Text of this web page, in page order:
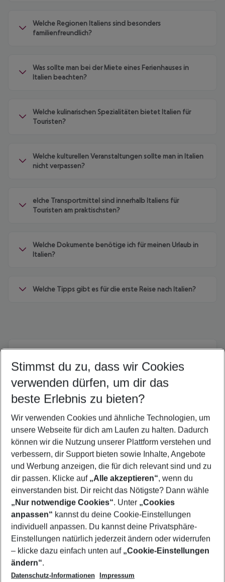
Welche Regionen Italiens sind besonders
familienfreundlich?
Was sollte man bei der Miete eines Ferienhauses in
Italien beachten?
Welche kulinarischen Spezialitäten bietet Italien für
Touristen?
Welche kulturellen Veranstaltungen sollte man in Italien
nicht verpassen?
elche Transportmittel sind innerhalb Italiens für
Touristen am praktischsten?
Welche Dokumente benötige ich für meinen Urlaub in
Italien?
Welche Tipps gibt es für die erste Reise nach Italien?
Quicklinks
Familienurlaub Italien
Flug & Hotel Italien
Last Minute Italien
Städtereisen Italien
Frübucher Angebote Italien für 2026
Städtereisen Italien
Footer
Footer navigation
Über uns
AGB
Bestpreisgarantie
Cookie-Einstellungen ändern
Agenturbetreuung
Stimmst du zu, dass wir Cookies
verwenden dürfen, um dir das
beste Erlebnis zu bieten?
Wir verwenden Cookies und ähnliche Technologien, um
unsere Webseite für dich am Laufen zu halten. Dadurch
können wir die Nutzung unserer Plattform verstehen und
verbessern, dir Support bieten sowie Inhalte, Angebote
und Werbung anzeigen, die für dich relevant sind und zu
dir passen. Klicke auf „Alle akzeptieren“, wenn du
einverstanden bist. Dir reicht das Nötigste? Dann wähle
„Nur notwendige Cookies“. Unter „Cookies
anpassen“ kannst du deine Cookie-Einstellungen
individuell anpassen. Du kannst deine Privatsphäre-
Einstellungen natürlich jederzeit ändern oder widerrufen
– klicke dazu einfach unten auf „Cookie-Einstellungen
ändern“.
Datenschutz-Informationen Impressum